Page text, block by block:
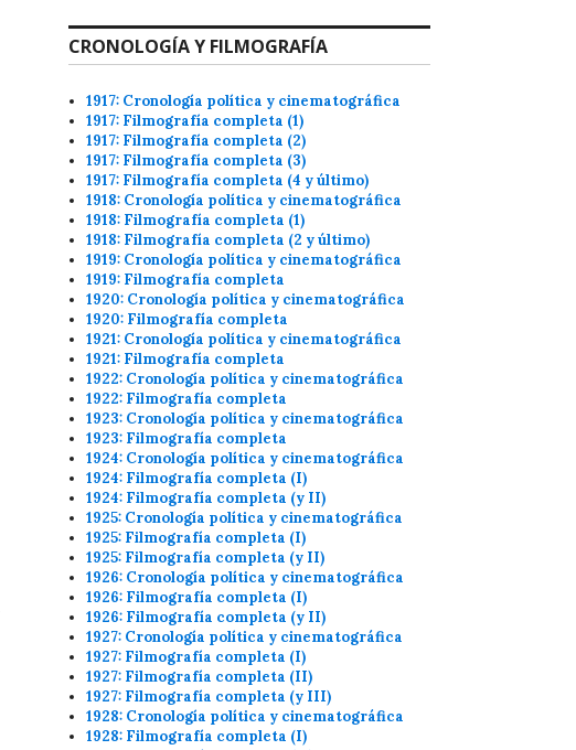
CRONOLOGÍA Y FILMOGRAFÍA
1917: Cronología política y cinematográfica
1917: Filmografía completa (1)
1917: Filmografía completa (2)
1917: Filmografía completa (3)
1917: Filmografía completa (4 y último)
1918: Cronología política y cinematográfica
1918: Filmografía completa (1)
1918: Filmografía completa (2 y último)
1919: Cronología política y cinematográfica
1919: Filmografía completa
1920: Cronología política y cinematográfica
1920: Filmografía completa
1921: Cronología política y cinematográfica
1921: Filmografía completa
1922: Cronología política y cinematográfica
1922: Filmografía completa
1923: Cronología política y cinematográfica
1923: Filmografía completa
1924: Cronología política y cinematográfica
1924: Filmografía completa (I)
1924: Filmografía completa (y II)
1925: Cronología política y cinematográfica
1925: Filmografía completa (I)
1925: Filmografía completa (y II)
1926: Cronología política y cinematográfica
1926: Filmografía completa (I)
1926: Filmografía completa (y II)
1927: Cronología política y cinematográfica
1927: Filmografía completa (I)
1927: Filmografía completa (II)
1927: Filmografía completa (y III)
1928: Cronología política y cinematográfica
1928: Filmografía completa (I)